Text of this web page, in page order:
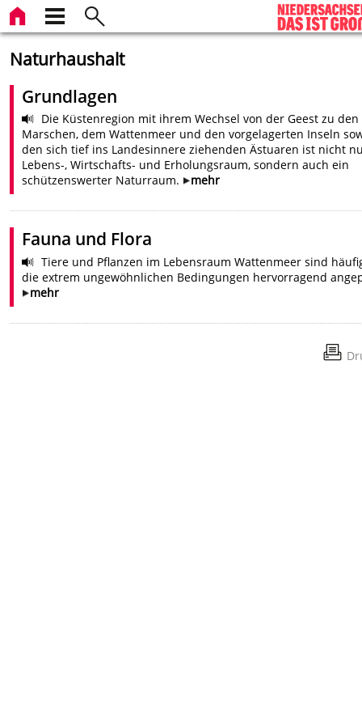
Naturhaushalt
Grundlagen
Die Küstenregion mit ihrem Wechsel von der Geest zu den
Marschen, dem Wattenmeer und den vorgelagerten Inseln
den sich tief ins Landesinnere ziehenden Ästuaren ist nicht
Lebens-, Wirtschafts- und Erholungsraum, sondern auch ein
schützenswerter Naturraum.
mehr
Fauna und Flora
Tiere und Pflanzen im Lebensraum Wattenmeer sind
die extrem ungewöhnlichen Bedingungen hervorragend
mehr